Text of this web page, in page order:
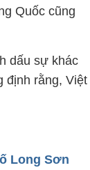
Quốc cũng
dấu sự khác
định rằng, Việt
Long Sơn